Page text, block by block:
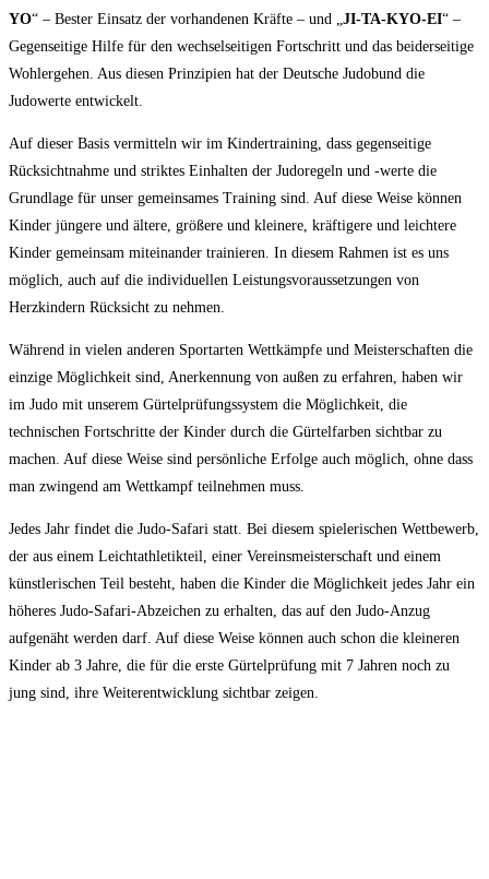
YO“ – Bester Einsatz der vorhandenen Kräfte – und „JI-TA-KYO-EI“ –
Gegenseitige Hilfe für den wechselseitigen Fortschritt und das beiderseitige
Wohlergehen. Aus diesen Prinzipien hat der Deutsche Judobund die
Judowerte entwickelt.
Auf dieser Basis vermitteln wir im Kindertraining, dass gegenseitige
Rücksichtnahme und striktes Einhalten der Judoregeln und -werte die
Grundlage für unser gemeinsames Training sind. Auf diese Weise können
Kinder jüngere und ältere, größere und kleinere, kräftigere und leichtere
Kinder gemeinsam miteinander trainieren. In diesem Rahmen ist es uns
möglich, auch auf die individuellen Leistungsvoraussetzungen von
Herzkindern Rücksicht zu nehmen.
Während in vielen anderen Sportarten Wettkämpfe und Meisterschaften die
einzige Möglichkeit sind, Anerkennung von außen zu erfahren, haben wir
im Judo mit unserem Gürtelprüfungssystem die Möglichkeit, die
technischen Fortschritte der Kinder durch die Gürtelfarben sichtbar zu
machen. Auf diese Weise sind persönliche Erfolge auch möglich, ohne dass
man zwingend am Wettkampf teilnehmen muss.
Jedes Jahr findet die Judo-Safari statt. Bei diesem spielerischen Wettbewerb,
der aus einem Leichtathletikteil, einer Vereinsmeisterschaft und einem
künstlerischen Teil besteht, haben die Kinder die Möglichkeit jedes Jahr ein
höheres Judo-Safari-Abzeichen zu erhalten, das auf den Judo-Anzug
aufgenäht werden darf. Auf diese Weise können auch schon die kleineren
Kinder ab 3 Jahre, die für die erste Gürtelprüfung mit 7 Jahren noch zu
jung sind, ihre Weiterentwicklung sichtbar zeigen.